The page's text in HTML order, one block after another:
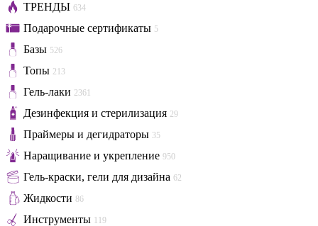
ТРЕНДЫ 634
Подарочные сертификаты 5
Базы 526
Топы 213
Гель-лаки 2361
Дезинфекция и стерилизация 29
Праймеры и дегидраторы 35
Наращивание и укрепление 950
Гель-краски, гели для дизайна 62
Жидкости 86
Инструменты 119